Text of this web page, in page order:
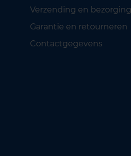
Verzending en bezorging
Garantie en retourneren
Contactgegevens